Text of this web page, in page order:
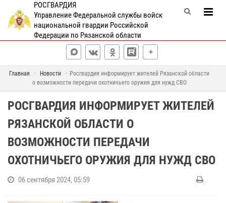
РОСГВАРДИЯ
Управление Федеральной службы войск
национальной гвардии Российской
Федерации по Рязанской области
Главная Новости
Росгвардия информирует жителей Рязанской области
о возможности передачи охотничьего оружия для нужд СВО
РОСГВАРДИЯ ИНФОРМИРУЕТ ЖИТЕЛЕЙ
РЯЗАНСКОЙ ОБЛАСТИ О
ВОЗМОЖНОСТИ ПЕРЕДАЧИ
ОХОТНИЧЬЕГО ОРУЖИЯ ДЛЯ НУЖД СВО
06 сентября 2024, 05:59